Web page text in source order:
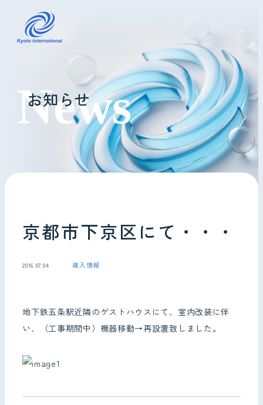
コインランドリーレンタル
ホテル様へ
掃除・メンテナンス
会社情報
お知らせ
京都市下京区にて・・・
2016.07.04 導入情報
地下鉄五条駅近隣のゲストハウスにて、室内改装に伴
い、（工事期間中）機器移動→再設置致しました。